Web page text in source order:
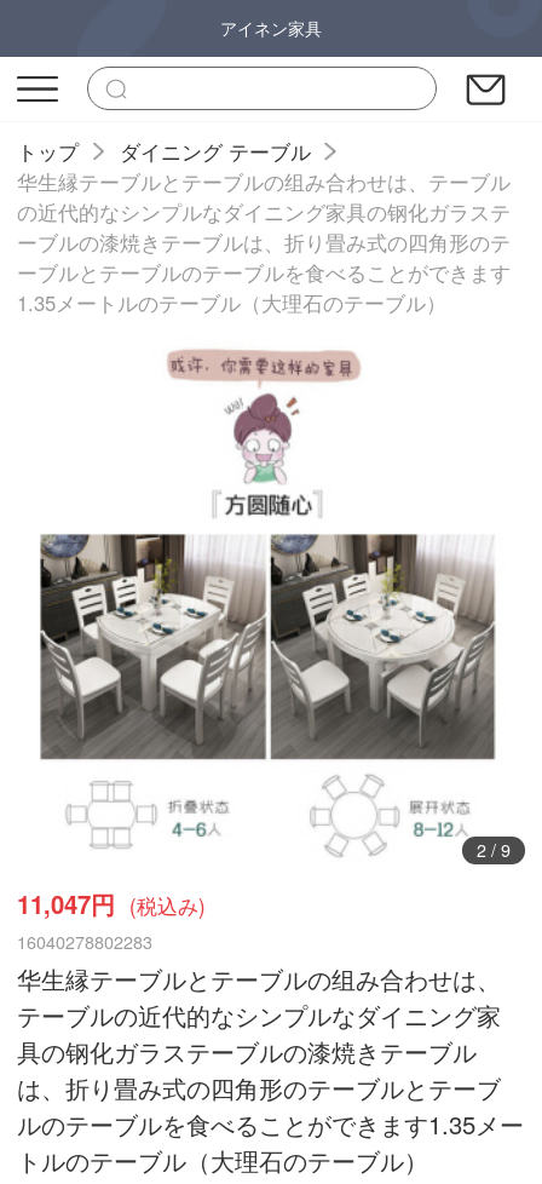
アイネン家具
トップ
ダイニング テーブル
华生縁テーブルとテーブルの组み合わせは、テーブル
の近代的なシンプルなダイニング家具の钢化ガラステ
ーブルの漆焼きテーブルは、折り畳み式の四角形のテ
ーブルとテーブルのテーブルを食べることができます
1.35メートルのテーブル（大理石のテーブル）
3/ 9
11,047円 (税込み)
16040278802283
华生縁テーブルとテーブルの组み合わせは、
テーブルの近代的なシンプルなダイニング家
具の钢化ガラステーブルの漆焼きテーブル
は、折り畳み式の四角形のテーブルとテーブ
ルのテーブルを食べることができます1.35メー
トルのテーブル（大理石のテーブル）